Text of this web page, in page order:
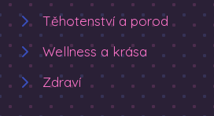
Těhotenství a porod
Wellness a krása
Zdraví